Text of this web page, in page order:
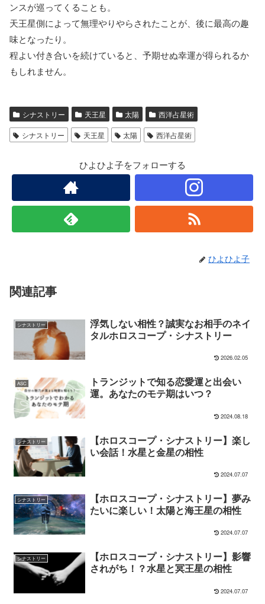
ンスが巡ってくることも。
天王星側によって無理やりやらされたことが、後に最高の趣
味となったり。
程よい付き合いを続けていると、予期せぬ幸運が得られるか
もしれません。
シナストリー 天王星 太陽 西洋占星術
シナストリー 天王星 太陽 西洋占星術
ひよひよ子をフォローする
ひよひよ子
関連記事
シナストリー
浮気しない相性？誠実なお相手のネイ
タルホロスコープ・シナストリー
2026.02.05
ASC
トランジットで知る恋愛運と出会い
運。あなたのモテ期はいつ？
2024.08.18
シナストリー
【ホロスコープ・シナストリー】楽し
い会話！水星と金星の相性
2024.07.07
シナストリー
【ホロスコープ・シナストリー】夢み
たいに楽しい！太陽と海王星の相性
2024.07.07
シナストリー
【ホロスコープ・シナストリー】影響
されがち！？水星と冥王星の相性
2024.07.07